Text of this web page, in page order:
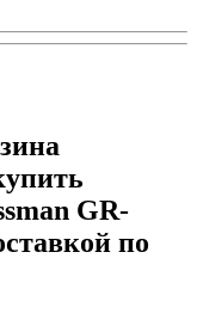
GR-
по